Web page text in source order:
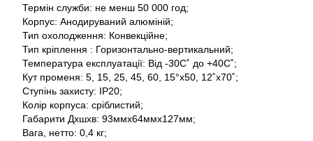
Термін служби: не менш 50 000 год;
Корпус: Анодируваний алюміній;
Тип охолодження: Конвекційне;
Тип кріплення : Горизонтально-вертикальний;
Температура експлуатації: Від -30С˚ до +40С˚;
Кут променя: 5, 15, 25, 45, 60, 15°x50, 12˚x70˚;
Ступінь захисту: IP20;
Колір корпуса: сріблистий;
Габарити Дхшхв: 93ммх64ммх127мм;
Вага, нетто: 0,4 кг;